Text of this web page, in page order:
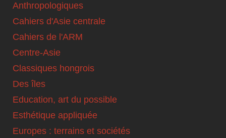
Anthropologiques
Cahiers d'Asie centrale
Cahiers de l'ARM
Centre-Asie
Classiques hongrois
Des îles
Education, art du possible
Esthétique appliquée
Europes : terrains et sociétés